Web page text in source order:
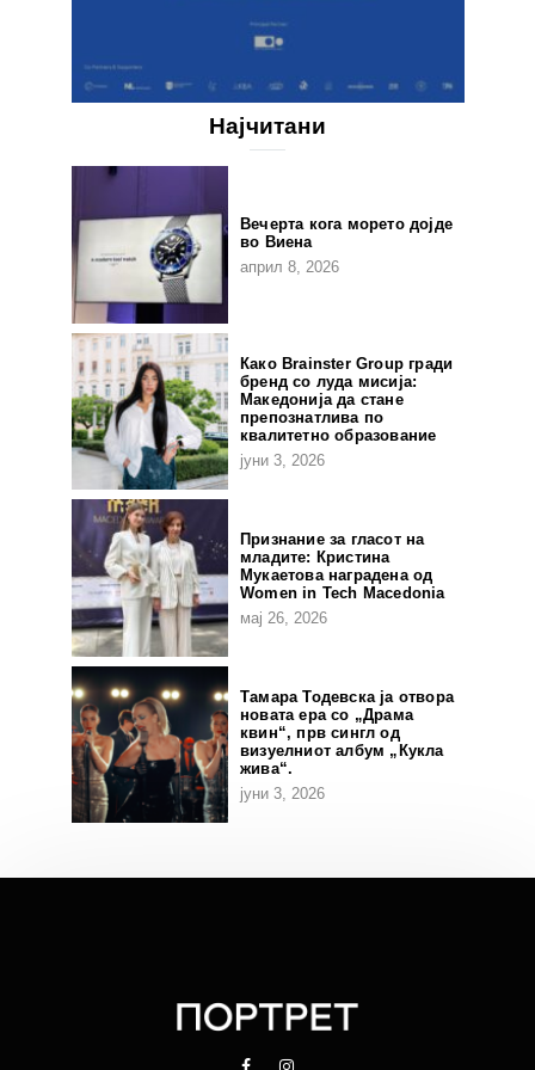
Најчитани
Вечерта кога морето дојде
во Виена
април 8, 2026
Како Brainster Group гради
бренд со луда мисија:
Македонија да стане
препознатлива по
квалитетно образование
јуни 3, 2026
Признание за гласот на
младите: Кристина
Мукаетова наградена од
Women in Tech Macedonia
мај 26, 2026
Тамара Тодевска ја отвора
новата ера со „Драма
квин“, прв сингл од
визуелниот албум „Кукла
жива“.
јуни 3, 2026